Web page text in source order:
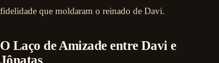
fidelidade que moldaram o reinado de Davi.
O Laço de Amizade entre Davi e
Jônatas